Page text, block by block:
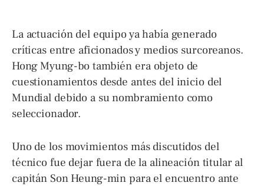
La actuación del equipo ya había generado
críticas entre aficionados y medios surcoreanos.
Hong Myung-bo también era objeto de
cuestionamientos desde antes del inicio del
Mundial debido a su nombramiento como
seleccionador.
Uno de los movimientos más discutidos del
técnico fue dejar fuera de la alineación titular al
capitán Son Heung-min para el encuentro ante